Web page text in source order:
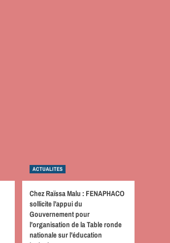
ACTUALITES
Chez Raïssa Malu : FENAPHACO
sollicite l’appui du
Gouvernement pour
l’organisation de la Table ronde
nationale sur l’éducation